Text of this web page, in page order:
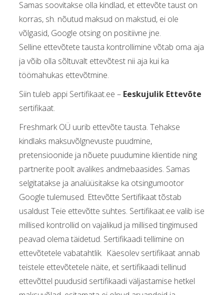
Samas soovitakse olla kindlad, et ettevõte taust on
korras, sh. nõutud maksud on makstud, ei ole
võlgasid, Google otsing on positiivne jne.
Selline ettevõtete tausta kontrollimine võtab oma aja
ja võib olla sõltuvalt ettevõtest nii aja kui ka
töömahukas ettevõtmine.
Siin tuleb appi Sertifikaat.ee – Eeskujulik Ettevõte
sertifikaat.
Freshmark OÜ uurib ettevõte tausta. Tehakse
kindlaks maksuvõlgnevuste puudmine,
pretensioonide ja nõuete puudumine klientide ning
partnerite poolt avalikes andmebaasides. Samas
selgitatakse ja analüüsitakse ka otsingumootor
Google tulemused. Ettevõtte Sertifikaat tõstab
usaldust Teie ettevõtte suhtes. Sertifikaat.ee valib ise
millised kontrollid on vajalikud ja millised tingimused
peavad olema täidetud. Sertifikaadi tellimine on
ettevõtetele vabatahtlik. Käesolev sertifikaat annab
teistele ettevõtetele näite, et sertifikaadi tellinud
ettevõttel puudusid sertifikaadi väljastamise hetkel